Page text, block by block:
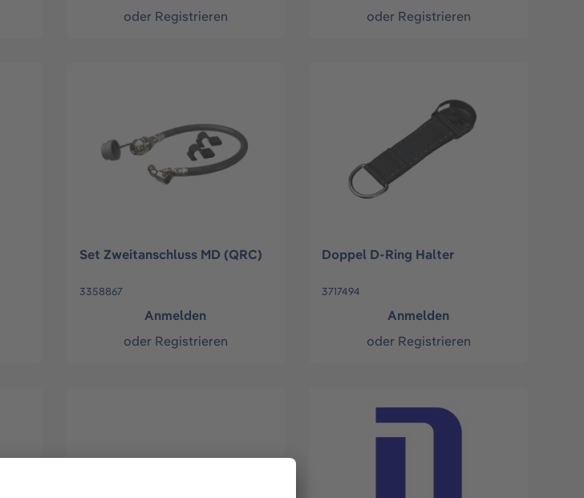
oder Registrieren
oder Registrieren
Set Zweitanschluss MD (QRC)
3358867
Anmelden
oder Registrieren
Doppel D-Ring Halter
3717494
Anmelden
oder Registrieren